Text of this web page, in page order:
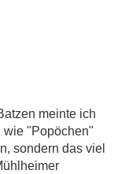
meinte ich
wie "Popöchen"
sondern das viel